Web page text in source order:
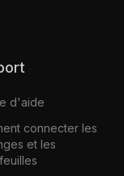
d'aide
connecter les
et les